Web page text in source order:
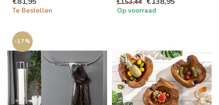
Te Bestellen Op voorraad
-17%